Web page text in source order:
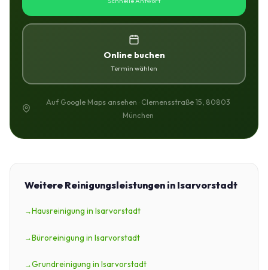
Online buchen
Termin wählen
Auf Google Maps ansehen · Clemensstraße 15, 80803
München
Weitere Reinigungsleistungen in Isarvorstadt
Hausreinigung in Isarvorstadt
Büroreinigung in Isarvorstadt
Grundreinigung in Isarvorstadt